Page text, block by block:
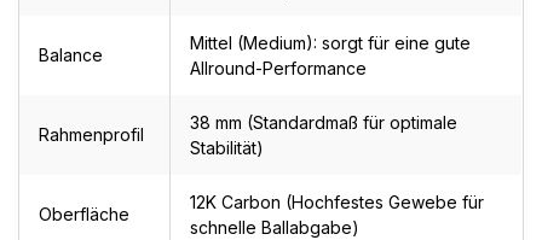
Balance
Mittel (Medium): sorgt für eine gute
Allround-Performance
Rahmenprofil
38 mm (Standardmaß für optimale
Stabilität)
Oberfläche
12K Carbon (Hochfestes Gewebe für
schnelle Ballabgabe)